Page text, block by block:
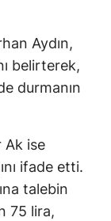
Aydın,
belirterek,
durmanın
Ak ise
ifade etti.
talebin
75 lira,